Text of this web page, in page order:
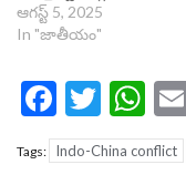
ఆగస్ట్ 5, 2025
In "జాతీయం"
Tags: Indo-China conflict